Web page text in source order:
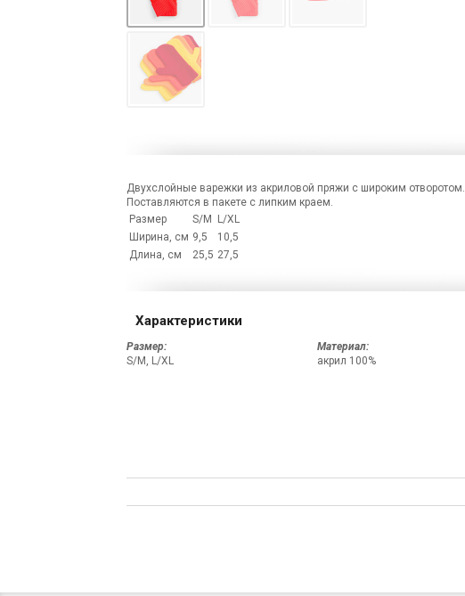
Двухслойные варежки из акриловой пряжи с широким отворотом.
Поставляются в пакете с липким краем.
Размер
S/M
L/XL
Ширина, см 9,5
10,5
Длина, см
25,5 27,5
Характеристики
Размер:
S/M, L/XL
Материал:
акрил 100%